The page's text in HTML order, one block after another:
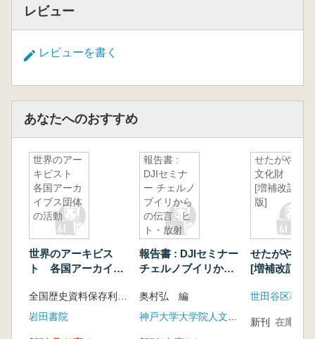
レビュー
レビューを書く
あなたへのおすすめ
世界のアー
キビスト
各国アーカ
イブス団体
の活動
世界のアーキビス
ト 各国アーカイブ
岩田書院
報告書 :
DJIセミナ
ー チェルノ
ブイリから
の伝言 : ヒ
ト・放射
報告書 : DJIセミナー
チェルノブイリから
能・資料
奥村弘 編
せたがやの
文化財
[増補改訂
版]
せたがやの
[増補改訂版]
新刊 在庫なし